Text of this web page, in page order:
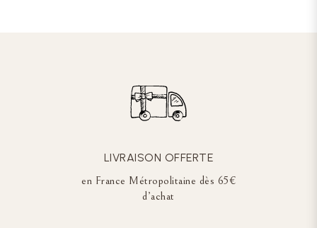
LIVRAISON OFFERTE
en France Métropolitaine dès 65€
d’achat